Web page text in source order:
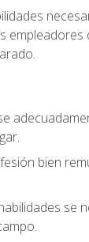
empleadores
bien
se